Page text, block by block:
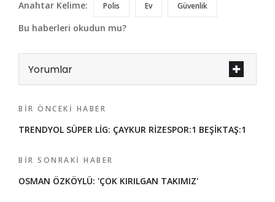
Anahtar Kelime: Polis Ev Güvenlik
Bu haberleri okudun mu?
Yorumlar
BIR ÖNCEKI HABER
TRENDYOL SÜPER LİG: ÇAYKUR RİZESPOR:1 BEŞİKTAŞ:1
BIR SONRAKI HABER
OSMAN ÖZKÖYLÜ: 'ÇOK KIRILGAN TAKIMIZ'